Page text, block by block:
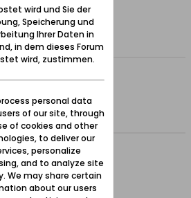
Hits0 Likes
20:35
Likes
21:29
von Glettkau
0 Likes
18:52
wird und Sie der
Speicherung und
Ihrer Daten in
in dem dieses Forum
wird, zustimmen.
personal data
of our site, through
of cookies and other
to deliver our
personalize
and to analyze site
We may share certain
about our users